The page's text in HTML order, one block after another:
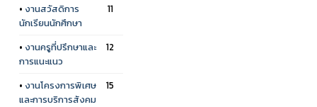
• งานสวัสดิการ
นักเรียนนักศึกษา
11
• งานครูที่ปรึกษาและ
การแนะแนว
12
• งานโครงการพิเศษ
และการบริการสังคม
15